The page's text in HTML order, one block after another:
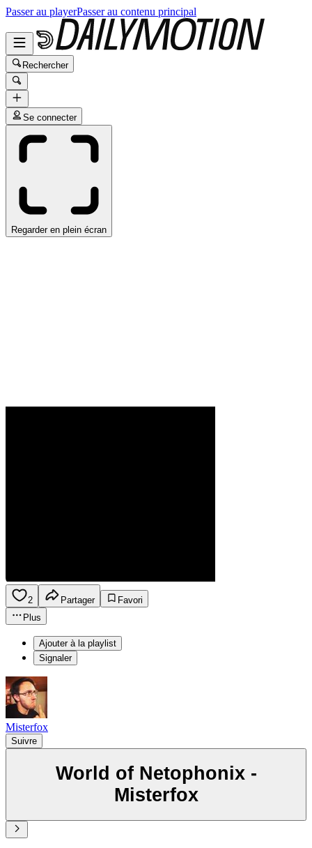
Passer au playerPasser au contenu principal
Rechercher
Se connecter
Regarder en plein écran
2 Partager
Favori
Plus
Ajouter à la playlist
Signaler
Misterfox
Suivre
World of Netophonix -
Misterfox